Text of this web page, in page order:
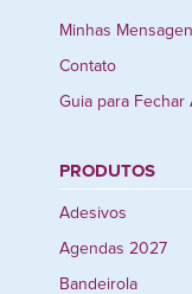
Minhas
Contato
Guia para Fechar
PRODUTOS
Adesivos
Agendas 2027
Bandeirola